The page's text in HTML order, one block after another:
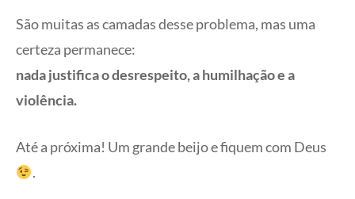
São muitas as camadas desse problema, mas uma
certeza permanece:
nada justifica o desrespeito, a humilhação e a
violência.
Até a próxima! Um grande beijo e fiquem com Deus
.